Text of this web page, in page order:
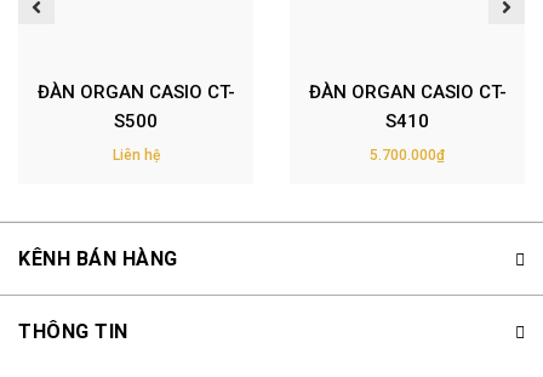
ĐÀN ORGAN CASIO CT-
S500
Liên hệ
ĐÀN ORGAN CASIO CT-
S410
5.700.000₫
KÊNH BÁN HÀNG
THÔNG TIN